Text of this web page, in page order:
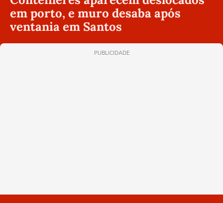
em porto, e muro desaba após
ventania em Santos
PUBLICIDADE